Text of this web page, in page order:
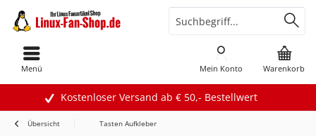
Kostenloser Versand ab € 50,- Bestellwert
Warenkorb
Mein Konto
Menü
Übersicht Tasten Aufkleber